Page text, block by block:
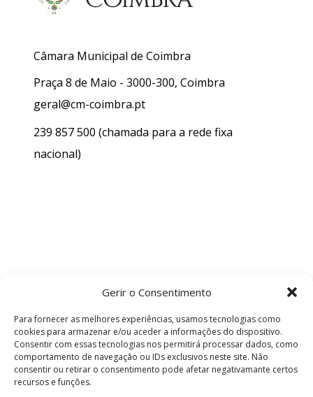
Gerir o Consentimento
Para fornecer as melhores experiências, usamos tecnologias como
cookies para armazenar e/ou aceder a informações do dispositivo.
Consentir com essas tecnologias nos permitirá processar dados, como
comportamento de navegação ou IDs exclusivos neste site. Não
consentir ou retirar o consentimento pode afetar negativamante certos
recursos e funções.
Câmara Municipal de Coimbra
Praça 8 de Maio - 3000-300, Coimbra
geral@cm-coimbra.pt
239 857 500 (chamada para a rede fixa
nacional)